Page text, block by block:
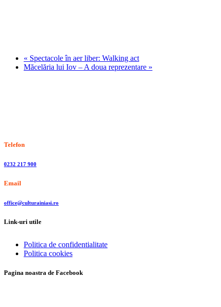
« Spectacole în aer liber: Walking act
Măcelăria lui Iov – A doua reprezentare »
Telefon
0232 217 900
Email
office@culturainiasi.ro
Link-uri utile
Politica de confidentialitate
Politica cookies
Pagina noastra de Facebook